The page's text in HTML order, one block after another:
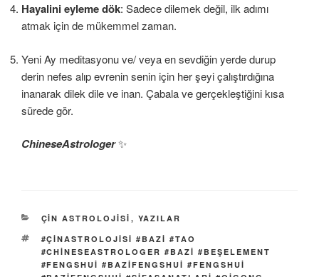
Hayalini eyleme dök: Sadece dilemek değil, ilk adımı
atmak için de mükemmel zaman.
Yeni Ay meditasyonu ve/ veya en sevdiğin yerde durup
derin nefes alıp evrenin senin için her şeyi çalıştırdığına
inanarak dilek dile ve inan. Çabala ve gerçekleştiğini kısa
sürede gör.
ChineseAstrologer✨
KATEGORILER
ÇİN ASTROLOJİSİ , YAZILAR
ETIKETLER
#ÇINASTROLOJISI #BAZI #TAO
#CHINESEASTROLOGER #BAZI #BEŞELEMENT
#FENGSHUI #BAZIFENGSHUI #FENGSHUI